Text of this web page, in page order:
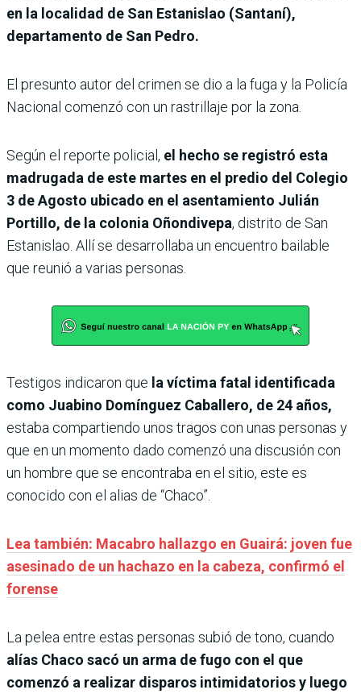
en la localidad de San Estanislao (Santaní),
departamento de San Pedro.
El presunto autor del crimen se dio a la fuga y la Policía
Nacional comenzó con un rastrillaje por la zona.
Según el reporte policial, el hecho se registró esta
madrugada de este martes en el predio del Colegio
3 de Agosto ubicado en el asentamiento Julián
Portillo, de la colonia Oñondivepa, distrito de San
Estanislao. Allí se desarrollaba un encuentro bailable
que reunió a varias personas.
Testigos indicaron que la víctima fatal identificada
como Juabino Domínguez Caballero, de 24 años,
estaba compartiendo unos tragos con unas personas y
que en un momento dado comenzó una discusión con
un hombre que se encontraba en el sitio, este es
conocido con el alias de “Chaco”.
Lea también: Macabro hallazgo en Guairá: joven fue
asesinado de un hachazo en la cabeza, confirmó el
forense
La pelea entre estas personas subió de tono, cuando
alías Chaco sacó un arma de fugo con el que
comenzó a realizar disparos intimidatorios y luego